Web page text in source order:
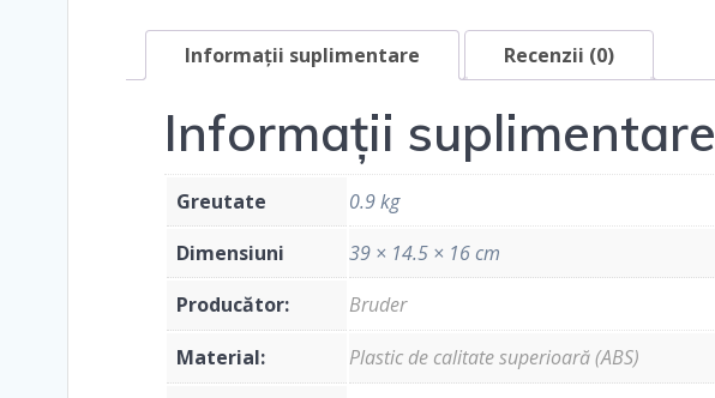
Informații suplimentare Recenzii (0)
Informații suplimentare
Greutate
0.9 kg
Dimensiuni
39 × 14.5 × 16 cm
Producător:
Bruder
Material:
Plastic de calitate superioară (ABS)